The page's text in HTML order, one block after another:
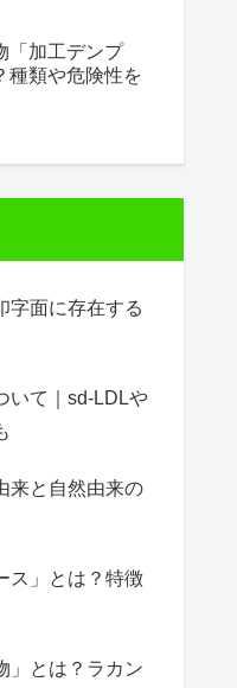
「加工デンプ
種類や危険性を
字面に存在する
いて｜sd-LDLや
来と自然由来の
ス」とは？特徴
」とは？ラカン